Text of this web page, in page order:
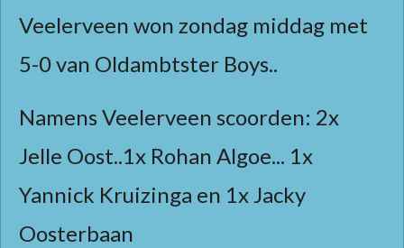
Veelerveen won zondag middag met
5-0 van Oldambtster Boys..
Namens Veelerveen scoorden: 2x
Jelle Oost..1x Rohan Algoe... 1x
Yannick Kruizinga en 1xJacky
Oosterbaan